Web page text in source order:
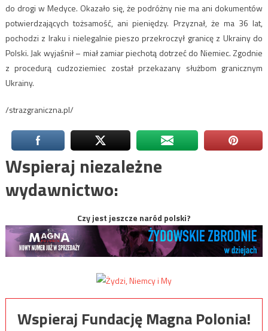
do drogi w Medyce. Okazało się, że podróżny nie ma ani dokumentów
potwierdzających tożsamość, ani pieniędzy. Przyznał, że ma 36 lat,
pochodzi z Iraku i nielegalnie pieszo przekroczył granicę z Ukrainy do
Polski. Jak wyjaśnił – miał zamiar piechotą dotrzeć do Niemiec. Zgodnie
z procedurą cudzoziemiec został przekazany służbom granicznym
Ukrainy.
/strazgraniczna.pl/
Wspieraj niezależne
wydawnictwo:
Czy jest jeszcze naród polski?
Wspieraj Fundację Magna Polonia!